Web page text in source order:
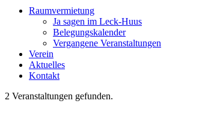
Raumvermietung
Ja sagen im Leck-Huus
Belegungskalender
Vergangene Veranstaltungen
Verein
Aktuelles
Kontakt
2 Veranstaltungen gefunden.